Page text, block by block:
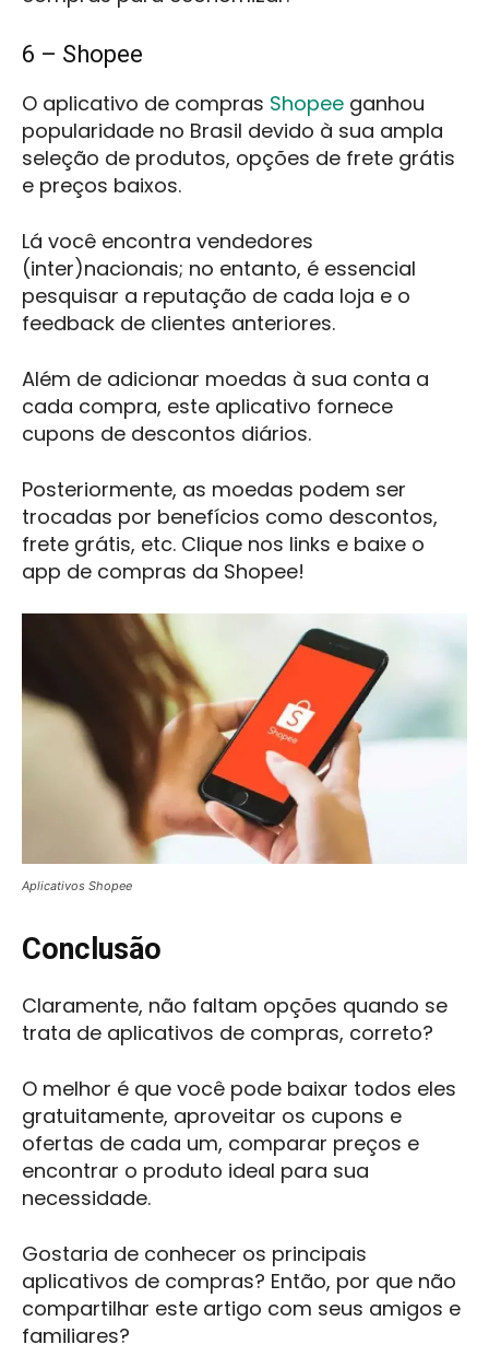
6 – Shopee
O aplicativo de compras Shopee ganhou
popularidade no Brasil devido à sua ampla
seleção de produtos, opções de frete grátis
e preços baixos.
Lá você encontra vendedores
(inter)nacionais; no entanto, é essencial
pesquisar a reputação de cada loja e o
feedback de clientes anteriores.
Além de adicionar moedas à sua conta a
cada compra, este aplicativo fornece
cupons de descontos diários.
Posteriormente, as moedas podem ser
trocadas por benefícios como descontos,
frete grátis, etc. Clique nos links e baixe o
app de compras da Shopee!
Aplicativos Shopee
Conclusão
Claramente, não faltam opções quando se
trata de aplicativos de compras, correto?
O melhor é que você pode baixar todos eles
gratuitamente, aproveitar os cupons e
ofertas de cada um, comparar preços e
encontrar o produto ideal para sua
necessidade.
Gostaria de conhecer os principais
aplicativos de compras? Então, por que não
compartilhar este artigo com seus amigos e
familiares?